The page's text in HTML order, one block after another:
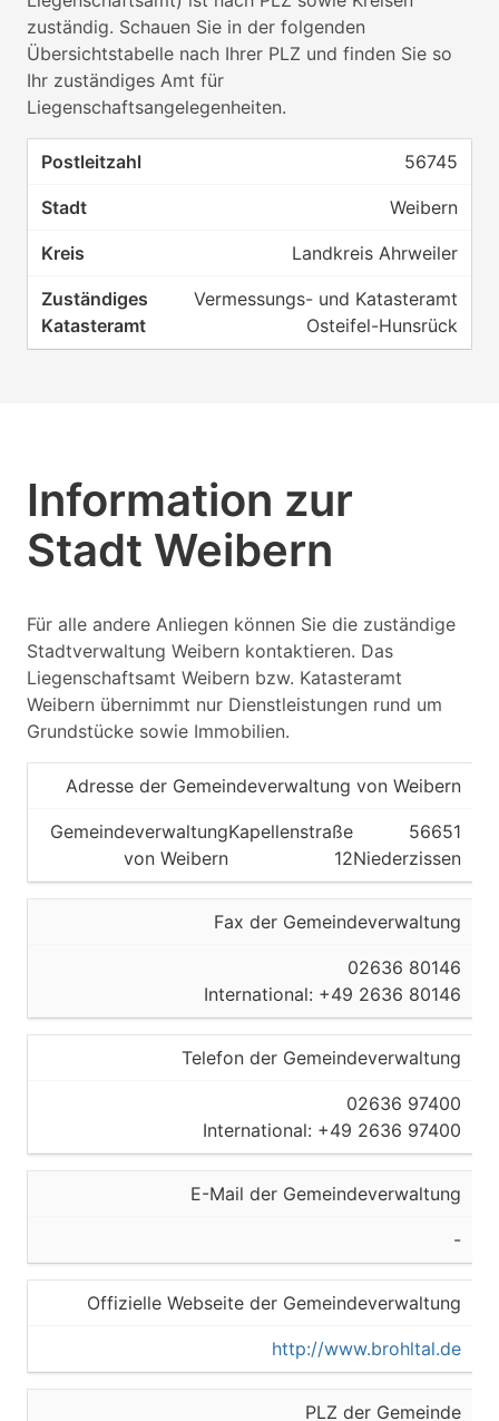
zuständig. Schauen Sie in der folgenden
Übersichtstabelle nach Ihrer PLZ und finden Sie so
Ihr zuständiges Amt für
Liegenschaftsangelegenheiten.
56745
Weibern
Landkreis Ahrweiler
Vermessungs- und Katasteramt
Osteifel-Hunsrück
Information zur
Stadt Weibern
Für alle andere Anliegen können Sie die zuständige
Stadtverwaltung Weibern kontaktieren. Das
Liegenschaftsamt Weibern bzw. Katasteramt
Weibern übernimmt nur Dienstleistungen rund um
Grundstücke sowie Immobilien.
Adresse der Gemeindeverwaltung von Weibern
Gemeindeverwaltung
von Weibern
Kapellenstraße
12
56651
Niederzissen
Fax der Gemeindeverwaltung
02636 80146
International: +49 2636 80146
Telefon der Gemeindeverwaltung
02636 97400
International: +49 2636 97400
E-Mail der Gemeindeverwaltung
-
Offizielle Webseite der Gemeindeverwaltung
http://www.brohltal.de
PLZ der Gemeinde